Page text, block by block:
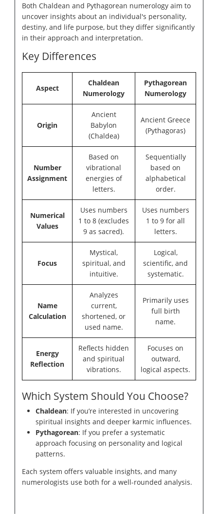
Both Chaldean and Pythagorean numerology aim to
uncover insights about an individual's personality,
destiny, and life purpose, but they differ significantly
in their approach and interpretation.
Key Differences
Aspect
Chaldean
Numerology
Pythagorean
Numerology
Origin
Ancient
Babylon
(Chaldea)
Ancient Greece
(Pythagoras)
Number
Assignment
Based on
vibrational
energies of
letters.
Sequentially
based on
alphabetical
order.
Numerical
Values
Uses numbers
1 to 8 (excludes
9 as sacred).
Uses numbers
1 to 9 for all
letters.
Focus
Mystical,
spiritual, and
intuitive.
Logical,
scientific, and
systematic.
Name
Calculation
Analyzes
current,
shortened, or
used name.
Primarily uses
full birth
name.
Energy
Reflection
Reflects hidden
and spiritual
vibrations.
Focuses on
outward,
logical aspects.
Which System Should You Choose?
Chaldean: If you’re interested in uncovering
spiritual insights and deeper karmic influences.
Pythagorean: If you prefer a systematic
approach focusing on personality and logical
patterns.
Each system offers valuable insights, and many
numerologists use both for a well-rounded analysis.